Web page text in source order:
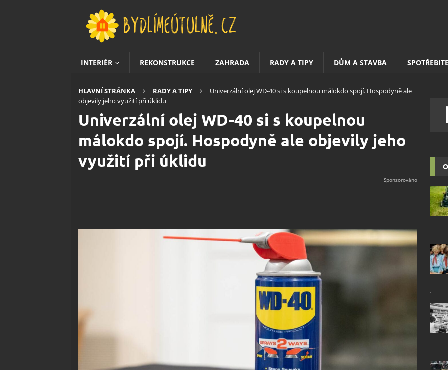
INTERIÉR REKONSTRUKCE ZAHRADA RADY A TIPY DŮM A STAVBA
HLAVNÍ STRÁNKA RADY A TIPY
Univerzální olej WD-40 si s koupelnou málokdo spojí. Hospodyně ale
objevily jeho využití při úklidu
Univerzální olej WD-40 si s koupelnou
málokdo spojí. Hospodyně ale objevily jeho
využití při úklidu